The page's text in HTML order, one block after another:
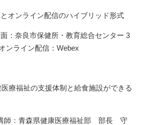
ンライン配信のハイブリッド形式
健所・教育総合センター 3
イン配信：Webex
医療福祉の支援体制と給食施設ができる
健康医療福祉部 部長 守